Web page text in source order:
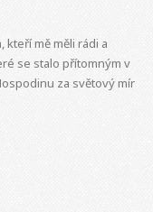
kteří mě měli rádi a
se stalo přítomným v
za světový mír